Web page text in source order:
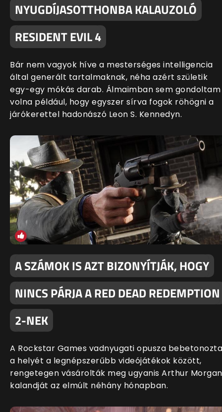
NYUGDÍJASOTTHONBA KALAUZOLÓ
RESIDENT EVIL 4
Bár nem vagyok híve a mesterséges intelligencia
által generált tartalmaknak, néha azért születik
egy-egy mókás darab. Álmaimban sem gondoltam
volna például, hogy egyszer sírva fogok röhögni a
járókerettel hadonászó Leon S. Kennedyn.
A SZÁMOK IS AZT BIZONYÍTJÁK, HOGY
NINCS PÁRJA A RED DEAD REDEMPTION
2-NEK
A Rockstar Games vadnyugati opusza bebetonozta
a helyét a legnépszerűbb videójátékok között,
rengetegen vásárolták meg ugyanis Arthur Morgan
kalandját az elmúlt néhány hónapban.